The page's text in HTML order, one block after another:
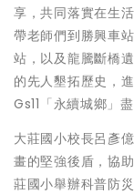
享，共同落實在生
帶老師們到勝興車
站，以及龍騰斷橋
的先人墾拓歷史，
Gs11「永續城鄉」
大莊國小校長呂彥
畫的堅強後盾，協
莊國小舉辦科普防